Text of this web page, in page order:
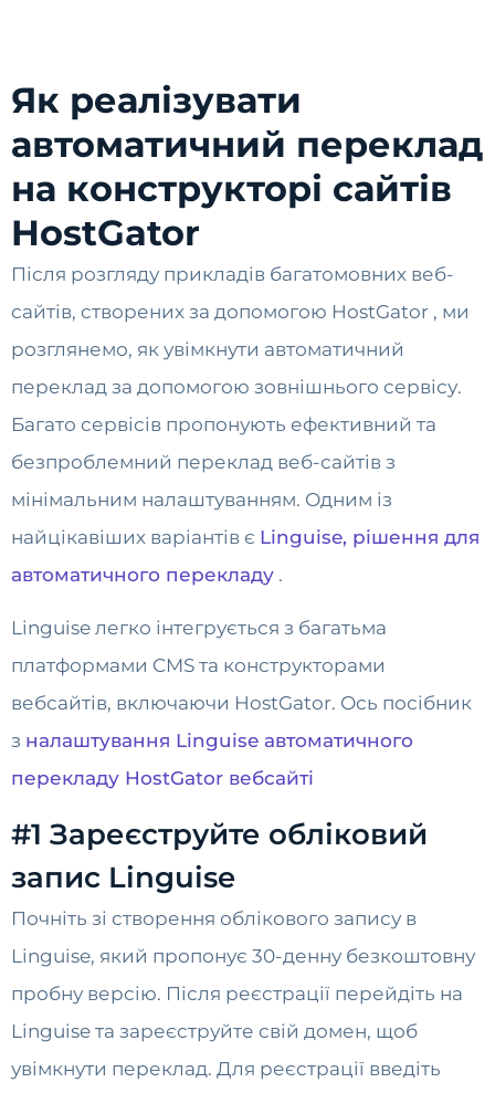
Як реалізувати
автоматичний переклад
на конструкторі сайтів
HostGator
Після розгляду прикладів багатомовних веб-
сайтів, створених за допомогою HostGator , ми
розглянемо, як увімкнути автоматичний
переклад за допомогою зовнішнього сервісу.
Багато сервісів пропонують ефективний та
безпроблемний переклад веб-сайтів з
мінімальним налаштуванням. Одним із
найцікавіших варіантів є Linguise, рішення для
автоматичного перекладу .
Linguise легко інтегрується з багатьма
платформами CMS та конструкторами
вебсайтів, включаючи HostGator. Ось посібник
з налаштування Linguise автоматичного
перекладу HostGator вебсайті
#1 Зареєструйте обліковий
запис Linguise
Почніть зі створення облікового запису в
Linguise, який пропонує 30-денну безкоштовну
пробну версію. Після реєстрації перейдіть на
Linguise та зареєструйте свій домен, щоб
увімкнути переклад. Для реєстрації введіть